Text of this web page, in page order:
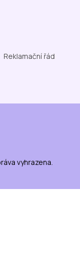
Reklamační řád
vyhrazena.